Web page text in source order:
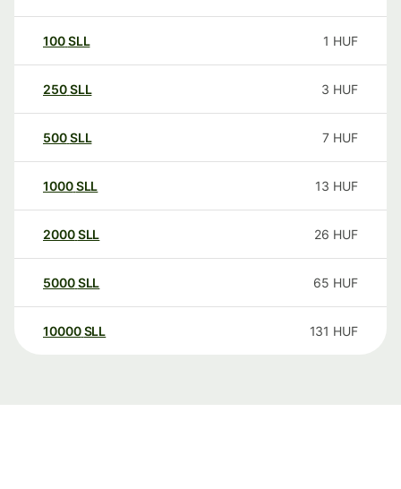
100SLL 1 HUF
250SLL 3 HUF
500SLL 7 HUF
1000SLL 13 HUF
2000SLL 26 HUF
5000SLL 65 HUF
10000 SLL 131 HUF